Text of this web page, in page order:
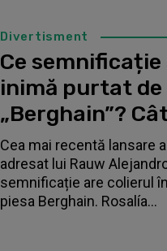
Divertisment
Ce
inimă purtat de
„Berghain”?
Cea mai recentă lansare
adresat lui Rauw
semnificație are colierul
piesa Berghain. Rosalía...